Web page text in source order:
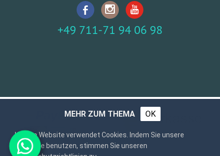
+49 711-71 94 06 98
MEHR ZUM THEMA OK
Unsere Website verwendet Cookies. Indem Sie unsere
Webseite benutzen, stimmen Sie unseren